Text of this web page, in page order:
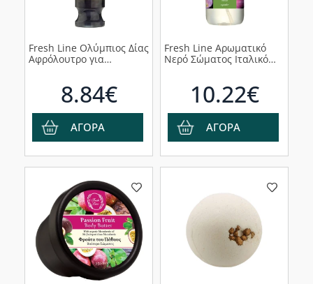
Fresh Line Ολύμπιος Δίας
Αφρόλουτρο για
8.84€
ΑΓΟΡΑ
Fresh Line Αρωματικό
Νερό Σώματος Ιταλικό
10.22€
ΑΓΟΡΑ